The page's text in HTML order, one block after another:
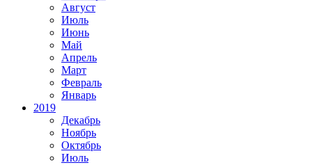
Август
Июль
Июнь
Май
Апрель
Март
Февраль
Январь
2019
Декабрь
Ноябрь
Октябрь
Июль